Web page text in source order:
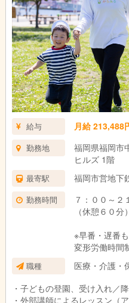
給与 月給 213,488
勤務地
福岡県福岡市
ヒルズ 1階
最寄駅 福岡市営地下
勤務時間
７：００～２
（休憩６０分
※早番・遅番
変形労働時間
職種
医療・介護・
・子どもの登園、受け入れ／
・外部講師によるレッスン（